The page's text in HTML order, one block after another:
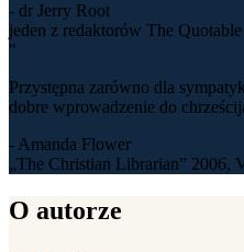
- dr Jerry Root
jeden z redaktorów The
"
Przystępna zarówno dla
dobre wprowadzenie do
- Amanda Flower
„The Christian Librarian” 2006,
O autorze